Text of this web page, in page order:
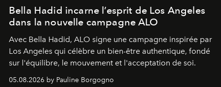
Bella Hadid incarne l’esprit de Los Angeles
dans la nouvelle campagne ALO
Avec Bella Hadid, ALO signe une campagne inspirée par
Los Angeles qui célèbre un bien-être authentique, fondé
sur l'équilibre, le mouvement et l'acceptation de soi.
05.08.2026 by Pauline Borgogno